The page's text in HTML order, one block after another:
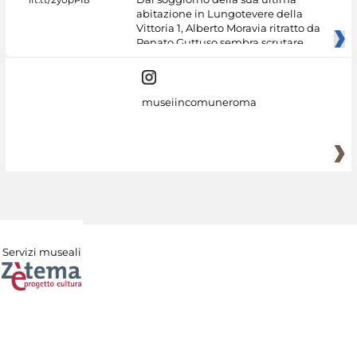
abitazione in Lungotevere della
Vittoria 1, Alberto Moravia ritratto da
Renato Guttuso sembra scrutare
museiincomuneroma
Servizi museali